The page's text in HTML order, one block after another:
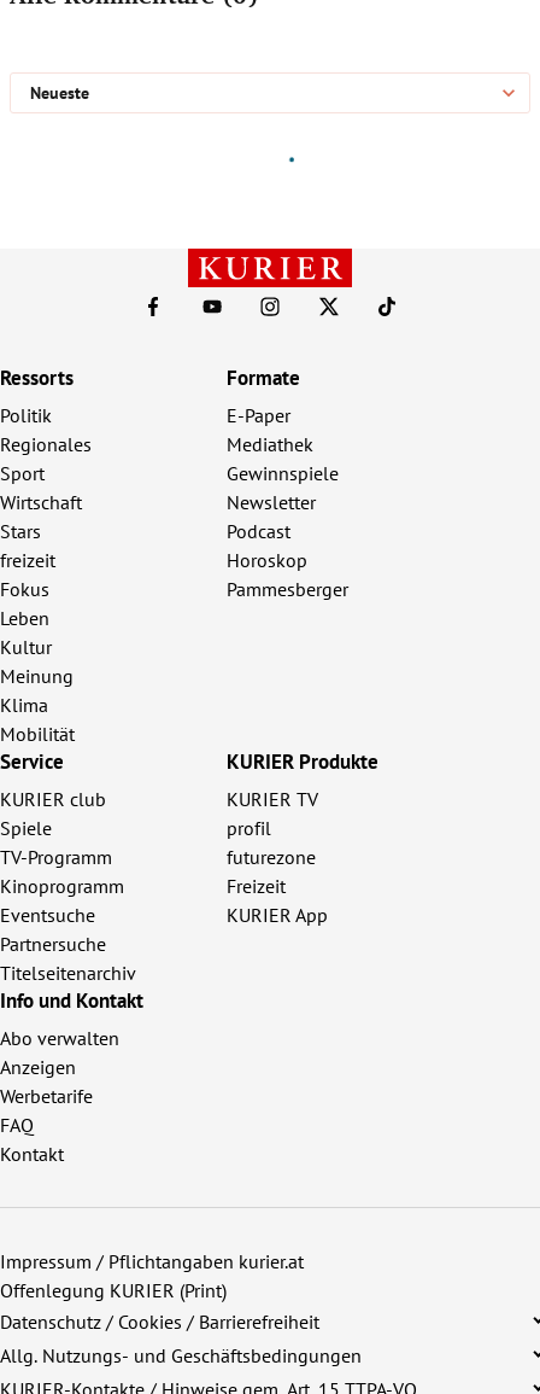
Ressorts
Politik
Regionales
Sport
Wirtschaft
Stars
freizeit
Fokus
Leben
Kultur
Meinung
Klima
Mobilität
Formate
E-Paper
Mediathek
Gewinnspiele
Newsletter
Podcast
Horoskop
Pammesberger
Service
KURIER club
Spiele
TV-Programm
Kinoprogramm
Eventsuche
Partnersuche
Titelseitenarchiv
KURIER Produkte
KURIER TV
profil
futurezone
Freizeit
KURIER App
Info und Kontakt
Abo verwalten
Anzeigen
Werbetarife
FAQ
Kontakt
Impressum / Pflichtangaben kurier.at
Offenlegung KURIER (Print)
Datenschutz / Cookies / Barrierefreiheit
Allg. Nutzungs- und Geschäftsbedingungen
KURIER-Kontakte / Hinweise gem. Art. 15 TTPA-VO